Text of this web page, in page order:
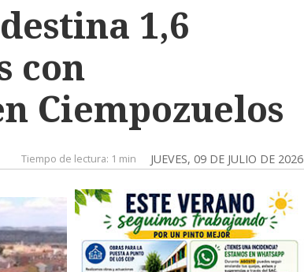
1,6
con
Ciempozuelos
JUEVES, 09 DE JULIO DE 2026
Tiempo de lectura: 1 min